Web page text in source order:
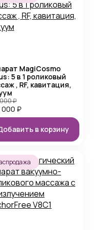
MagiCosmo
5 в 1 роликовый
, RF, кавитация,
000 ₽
₽
в корзину